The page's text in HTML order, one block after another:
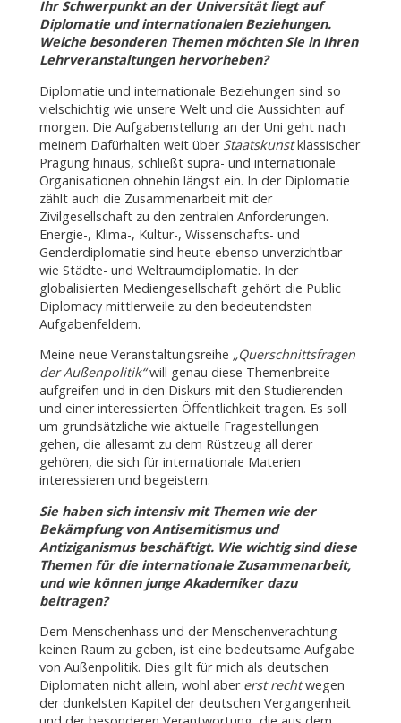
Ihr Schwerpunkt an der Universität liegt auf
Diplomatie und internationalen Beziehungen.
Welche besonderen Themen möchten Sie in Ihren
Lehrveranstaltungen hervorheben?
Diplomatie und internationale Beziehungen sind so
vielschichtig wie unsere Welt und die Aussichten auf
morgen. Die Aufgabenstellung an der Uni geht nach
meinem Dafürhalten weit über Staatskunstklassischer
Prägung hinaus, schließt supra- und internationale
Organisationen ohnehin längst ein. In der Diplomatie
zählt auch die Zusammenarbeit mit der
Zivilgesellschaft zu den zentralen Anforderungen.
Energie-, Klima-, Kultur-, Wissenschafts- und
Genderdiplomatie sind heute ebenso unverzichtbar
wie Städte- und Weltraumdiplomatie. In der
globalisierten Mediengesellschaft gehört die Public
Diplomacy mittlerweile zu den bedeutendsten
Aufgabenfeldern.
Meine neue Veranstaltungsreihe „Querschnittsfragen
der Außenpolitik“will genau diese Themenbreite
aufgreifen und in den Diskurs mit den Studierenden
und einer interessierten Öffentlichkeit tragen. Es soll
um grundsätzliche wie aktuelle Fragestellungen
gehen, die allesamt zu dem Rüstzeug all derer
gehören, die sich für internationale Materien
interessieren und begeistern.
Sie haben sich intensiv mit Themen wie der
Bekämpfung von Antisemitismus und
Antiziganismus beschäftigt. Wie wichtig sind diese
Themen für die internationale Zusammenarbeit,
und wie können junge Akademiker dazu
beitragen?
Dem Menschenhass und der Menschenverachtung
keinen Raum zu geben, ist eine bedeutsame Aufgabe
von Außenpolitik. Dies gilt für mich als deutschen
Diplomaten nicht allein, wohl aber erst rechtwegen
der dunkelsten Kapitel der deutschen Vergangenheit